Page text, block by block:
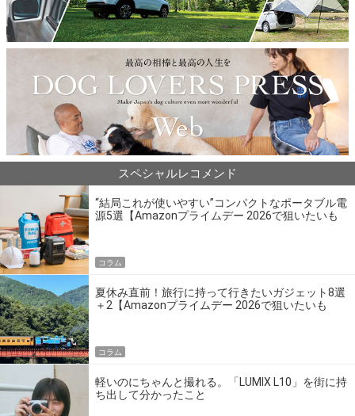
スペシャルレコメンド
“結局これが使いやすい”コンパクトなポータブル電
源5選【Amazonプライムデー 2026で狙いたいも
コラム
夏休み直前！旅行に持って行きたいガジェット8選
＋2【Amazonプライムデー 2026で狙いたいも
コラム
軽いのにちゃんと撮れる。「LUMIX L10」を街に持
ち出して分かったこと